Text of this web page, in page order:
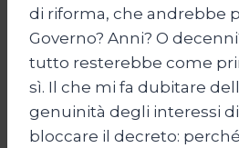
di riforma, che andrebbe
Governo? Anni? O
tutto resterebbe come
sì. Il che mi fa dubitare
genuinità degli interessi
bloccare il decreto: perché